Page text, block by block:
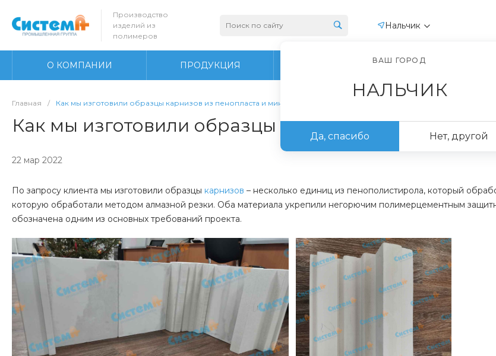
Производство
изделий из
полимеров
Нальчик
О КОМПАНИИ ПРОДУКЦИЯ ПРОИЗВОДСТВО
Главная / Как мы изготовили образцы карнизов из пенопласта и минваты
Как мы изготовили образцы карнизов из
22 мар 2022
По запросу клиента мы изготовили образцы карнизов – несколько единиц из пенополистирола, который
которую обработали методом алмазной резки. Оба материала укрепили негорючим полимерцементным
обозначена одним из основных требований проекта.
ВАШ ГОРОД
НАЛЬЧИК
Да, спасибо Нет, другой